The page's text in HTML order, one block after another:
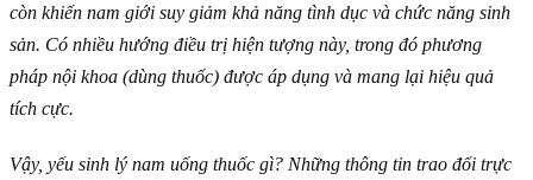
còn khiến nam giới suy giảm khả năng tình dục và chức năng sinh
sản. Có nhiều hướng điều trị hiện tượng này, trong đó phương
pháp nội khoa (dùng thuốc) được áp dụng và mang lại hiệu quả
tích cực.
Vậy, yếu sinh lý nam uống thuốc gì? Những thông tin trao đổi trực